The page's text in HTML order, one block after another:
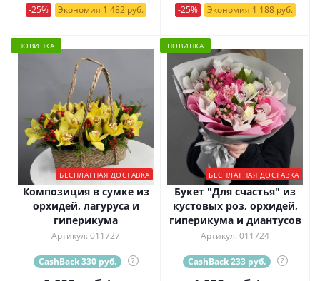
-25%
Экономия 1 482 руб.
-25%
Экономия 1 188 руб.
НОВИНКА
БЕСПЛАТНАЯ ДОСТАВКА
Композиция в сумке из
орхидей, лагуруса и
гиперикума
Артикул: 011727
CashBack 330 руб. ?
НОВИНКА
БЕСПЛАТНАЯ ДОСТАВКА
Букет "Для счастья" из
кустовых роз, орхидей,
гиперикума и диантусов
Артикул: 011724
CashBack 233 руб. ?